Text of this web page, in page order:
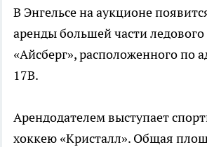
В Энгельсе на аукционе
аренды большей части
«Айсберг», расположенного по
17В.
Арендодателем выступает
хоккею «Кристалл». Общая